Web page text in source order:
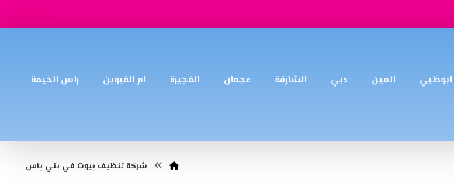
ابوظبي العين دبي الشارقة عجمان الفجيرة ام القيوين راس الخيمة
شركة تنظيف بيوت في بني ياس